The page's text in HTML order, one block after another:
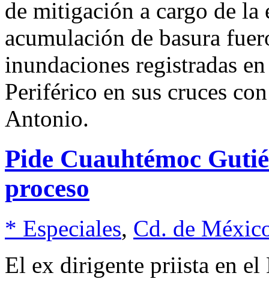
de mitigación a cargo de
acumulación de basura
inundaciones registradas
Periférico en sus cruces
Antonio.
Pide Cuauhtémoc
proceso
* Especiales, Cd. de
El ex dirigente priista en